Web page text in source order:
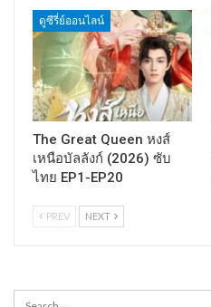
ดูซีรี่ย์ออนไลน์
The Great Queen หงส์
เหนือบัลลังก์ (2026) ซับ
ไทย EP1-EP20
PREV NEXT